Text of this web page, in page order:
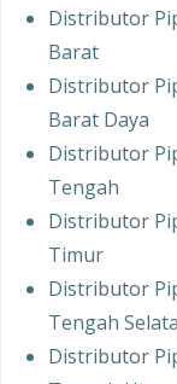
Distributor
Barat
Distributor
Barat Daya
Distributor
Tengah
Distributor
Timur
Distributor
Tengah
Distributor